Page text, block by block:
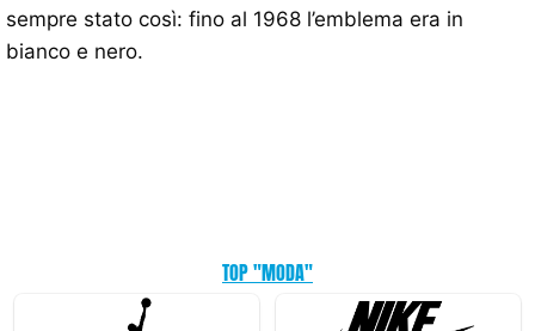
sempre stato così: fino al 1968 l’emblema era in
bianco e nero.
TOP "MODA"